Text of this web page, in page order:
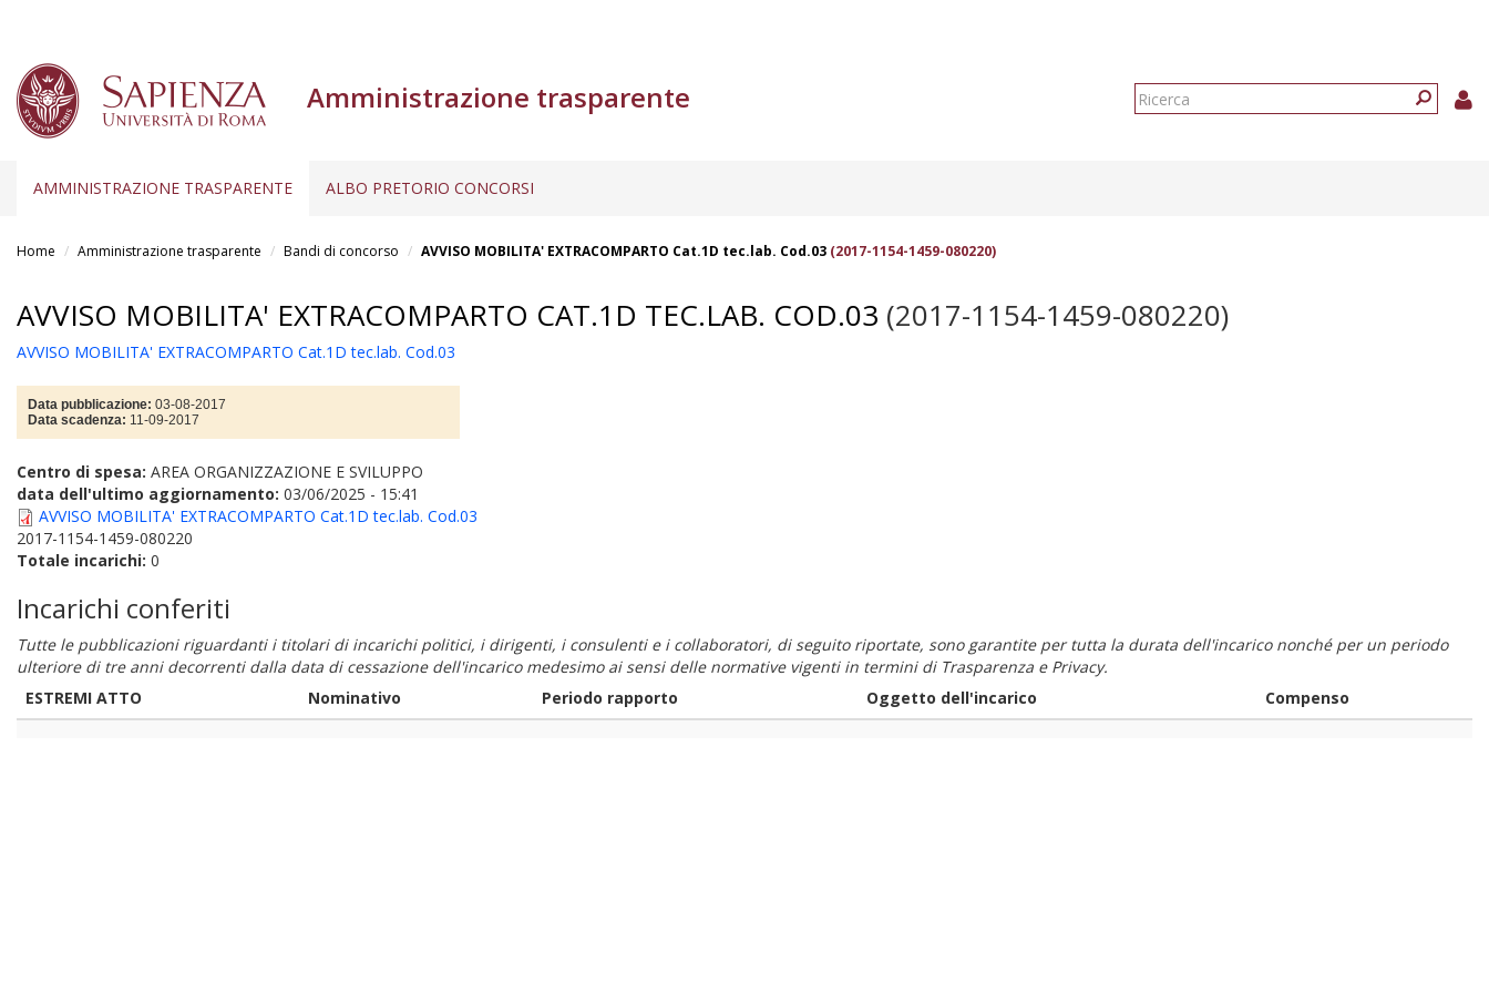
Amministrazione trasparente
Form
AMMINISTRAZIONE TRASPARENTE ALBO PRETORIO CONCORSI
Home Amministrazione trasparente Bandi di concorso AVVISO MOBILITA' EXTRACOMPARTO Cat.1D tec.lab. Cod.03 (2017-1154-1459-080220)
AVVISO MOBILITA' EXTRACOMPARTO CAT.1D TEC.LAB. COD.03 (2017-1154-1459-080220)
AVVISO MOBILITA' EXTRACOMPARTO Cat.1D tec.lab. Cod.03
Data pubblicazione: 03-08-2017
Data scadenza: 11-09-2017
Centro di spesa: AREA ORGANIZZAZIONE E SVILUPPO
data dell'ultimo aggiornamento: 03/06/2025 - 15:41
AVVISO MOBILITA' EXTRACOMPARTO Cat.1D tec.lab. Cod.03
2017-1154-1459-080220
Totale incarichi: 0
Incarichi conferiti
Tutte le pubblicazioni riguardanti i titolari di incarichi politici, i dirigenti, i consulenti e i collaboratori, di seguito riportate, sono garantite per tutta la durata dell'incarico nonché per un periodo
ulteriore di tre anni decorrenti dalla data di cessazione dell'incarico medesimo ai sensi delle normative vigenti in termini di Trasparenza e Privacy.
ESTREMI ATTO
Nominativo Periodo rapporto Oggetto dell'incarico Compenso